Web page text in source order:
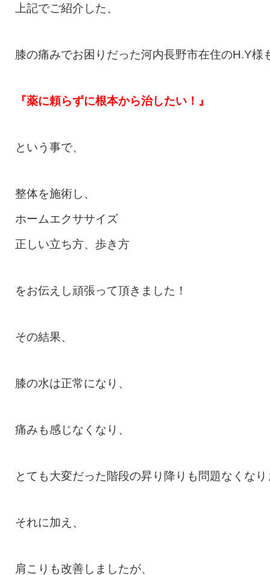
上記でご紹介した、
膝の痛みでお困りだった河内長野市在住のH.Y様
『薬に頼らずに根本から治したい！』
という事で、
整体を施術し、
ホームエクササイズ
正しい立ち方、歩き方
をお伝えし頑張って頂きました！
その結果、
膝の水は正常になり、
痛みも感じなくなり、
とても大変だった階段の昇り降りも問題なくな
それに加え、
肩こりも改善しましたが、